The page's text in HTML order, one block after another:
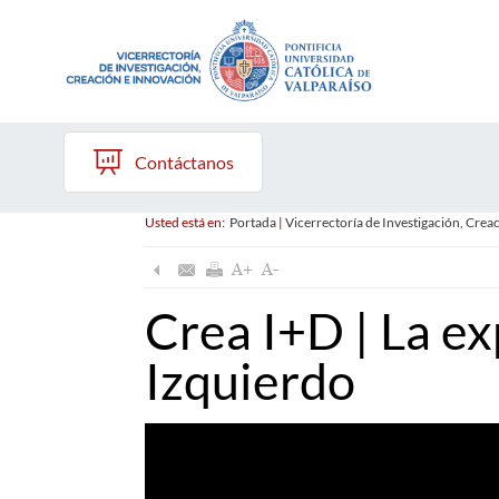
Contáctanos
Usted está en: Portada| Vicerrectoría de Investigación,
Crea I+D | La
Izquierdo